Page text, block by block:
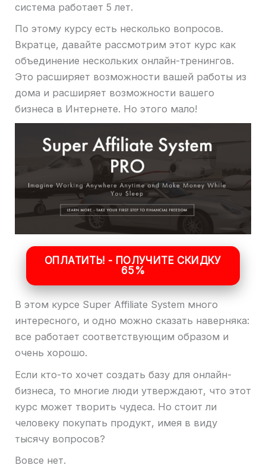
система работает 5 лет.
По этому курсу есть несколько вопросов.
Вкратце, давайте рассмотрим этот курс как
объединение нескольких онлайн-тренингов.
Это расширяет возможности вашей работы из
дома и расширяет возможности вашего
бизнеса в Интернете. Но этого мало!
ОПЛАТИТЬ! - ПОЛУЧИТЕ СКИДКУ
65%
В этом курсе Super Affiliate System много
интересного, и одно можно сказать наверняка:
все работает соответствующим образом и
очень хорошо.
Если кто-то хочет создать базу для онлайн-
бизнеса, то многие люди утверждают, что этот
курс может творить чудеса. Но стоит ли
человеку покупать продукт, имея в виду
тысячу вопросов?
Вовсе нет.